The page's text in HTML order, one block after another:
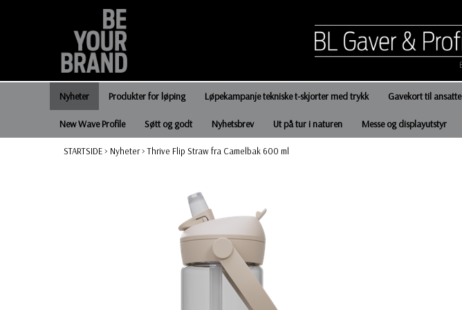
Nyheter Produkter for løping Løpekampanje tekniske t-skjorter med trykk Gavekort til ansatte
New Wave Profile Søtt og godt Nyhetsbrev Ut på tur i naturen Messe og displayutstyr
STARTSIDE> Nyheter>Thrive Flip Straw fra Camelbak 600 ml